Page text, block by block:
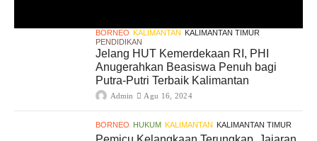
BORNEO KALIMANTAN KALIMANTAN TIMUR
PENDIDIKAN
Jelang HUT Kemerdekaan RI, PHI
Anugerahkan Beasiswa Penuh bagi
Putra-Putri Terbaik Kalimantan
Admin Agu 16, 2024
BORNEO HUKUM KALIMANTAN KALIMANTAN TIMUR